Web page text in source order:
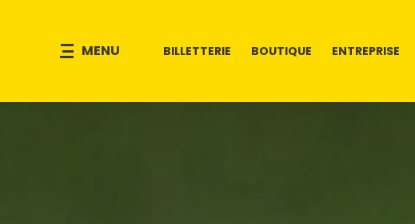
MENU BILLETTERIE BOUTIQUE ENTREPRISE